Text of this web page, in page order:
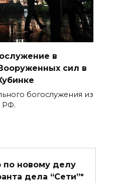
в
сил в
богослужения из
РФ.
новому делу
дела “Сети”*